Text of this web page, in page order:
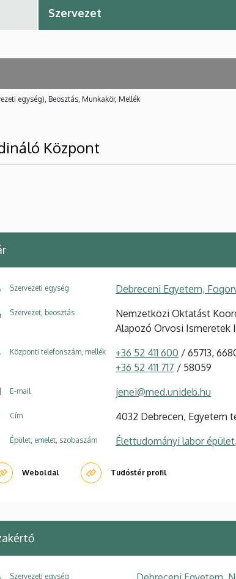
egység), Beosztás, Munkakör, Mellék
Központ
Szervezeti egység Debreceni Egyetem,
Szervezet, beosztás
Nemzetközi Oktatást
Alapozó Orvosi
Központi telefonszám, mellék +36 52 411 600 / 65713,
+36 52 411 717 / 58059
E-mail jenei@med.unideb.hu
Cím 4032 Debrecen, Egyetem
Épület, emelet, szobaszám Élettudományi labor épület
Weboldal Tudóstér profil
Szervezeti egység